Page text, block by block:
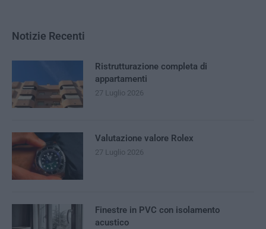
Notizie Recenti
Ristrutturazione completa di
appartamenti
27 Luglio 2026
Valutazione valore Rolex
27 Luglio 2026
Finestre in PVC con isolamento
acustico